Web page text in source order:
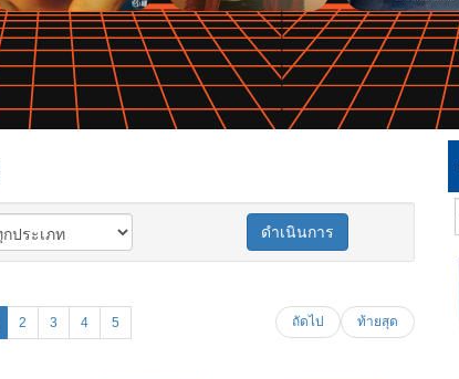
ดำเนินการ
2 3 4 5 ถัดไป ท้ายสุด